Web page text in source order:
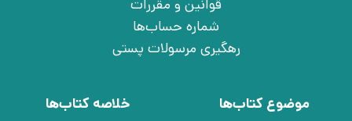
قوانین و مقررات
شماره حساب‌ها
رهگیری مرسولات پستی
موضوع کتاب‌ها
خلاصه کتاب‌ها